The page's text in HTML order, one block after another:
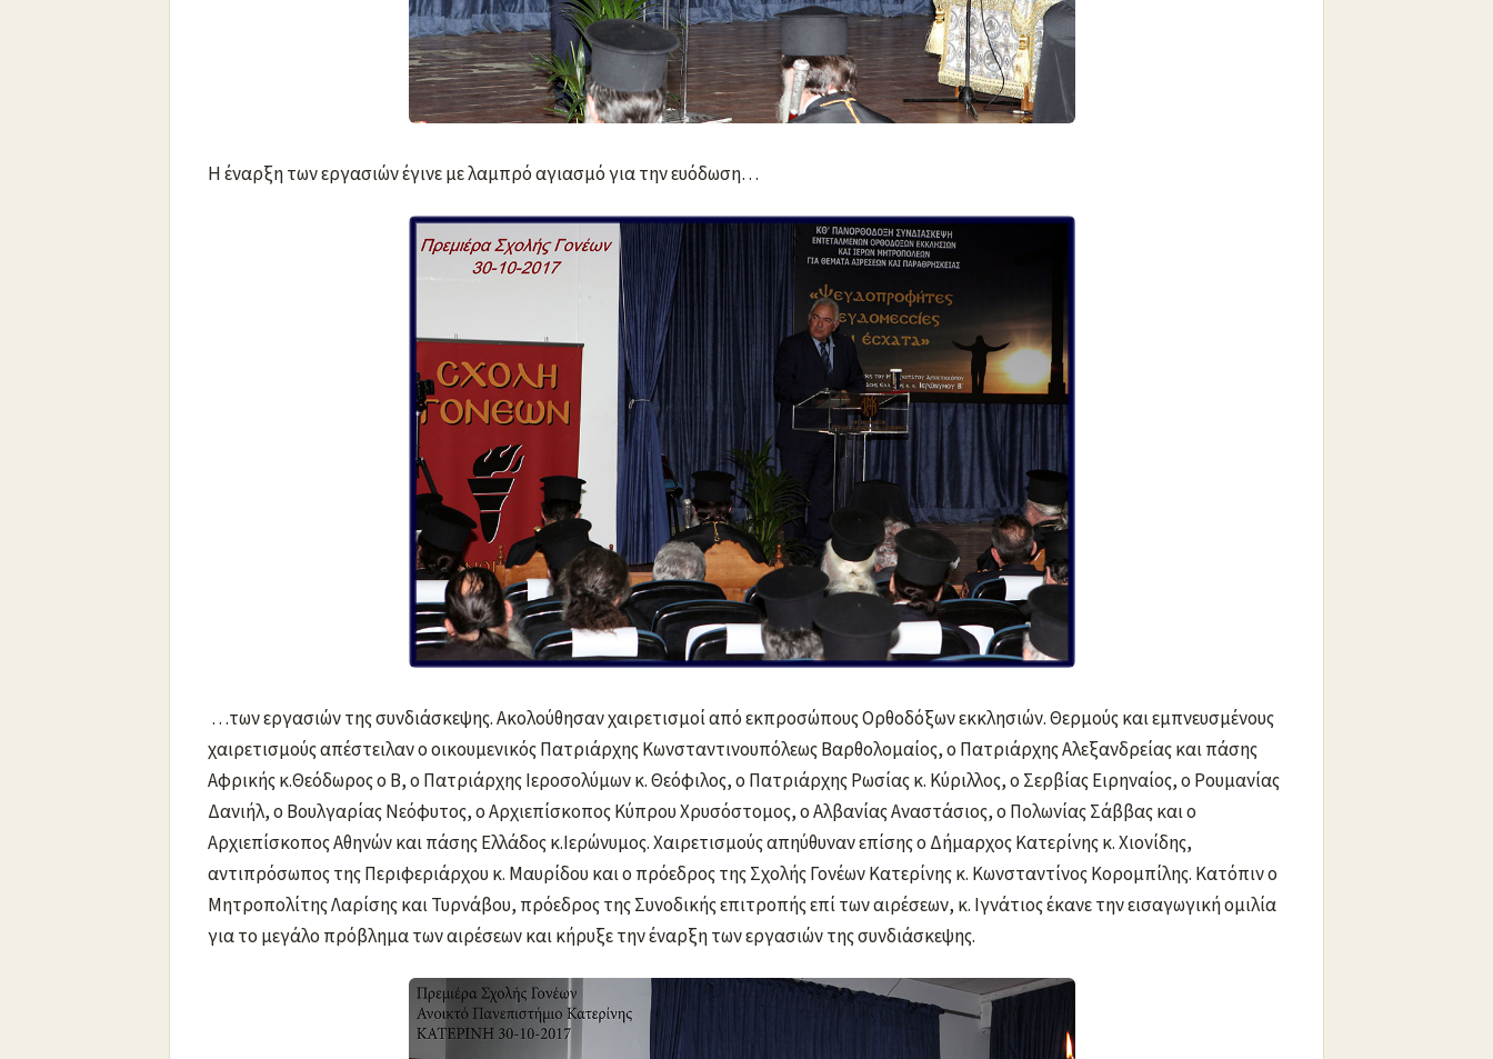
Η έναρξη των εργασιών έγινε με λαμπρό αγιασμό για την ευόδωση…
…των εργασιών της συνδιάσκεψης. Ακολούθησαν χαιρετισμοί από εκπροσώπους Ορθοδόξων εκκλησιών. Θερμούς και εμπνευσμένους
χαιρετισμούς απέστειλαν ο οικουμενικός Πατριάρχης Κωνσταντινουπόλεως Βαρθολομαίος, ο Πατριάρχης Αλεξανδρείας και πάσης
Αφρικής κ.Θεόδωρος ο Β, ο Πατριάρχης Ιεροσολύμων κ. Θεόφιλος, ο Πατριάρχης Ρωσίας κ. Κύριλλος, ο Σερβίας Ειρηναίος, ο Ρουμανίας
Δανιήλ, ο Βουλγαρίας Νεόφυτος, ο Αρχιεπίσκοπος Κύπρου Χρυσόστομος, ο Αλβανίας Αναστάσιος, ο Πολωνίας Σάββας και ο
Αρχιεπίσκοπος Αθηνών και πάσης Ελλάδος κ.Ιερώνυμος. Χαιρετισμούς απηύθυναν επίσης ο Δήμαρχος Κατερίνης κ. Χιονίδης,
αντιπρόσωπος της Περιφεριάρχου κ. Μαυρίδου και ο πρόεδρος της Σχολής Γονέων Κατερίνης κ. Κωνσταντίνος Κορομπίλης. Κατόπιν ο
Μητροπολίτης Λαρίσης και Τυρνάβου, πρόεδρος της Συνοδικής επιτροπής επί των αιρέσεων, κ. Ιγνάτιος έκανε την εισαγωγική ομιλία
για το μεγάλο πρόβλημα των αιρέσεων και κήρυξε την έναρξη των εργασιών της συνδιάσκεψης.